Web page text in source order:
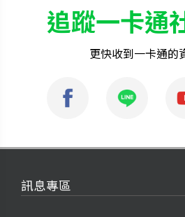
追蹤一卡通
更快收到一卡通的
訊息專區